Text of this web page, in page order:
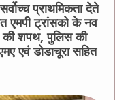
प्राथमिकता देते
एमपी ट्रांसको के नव
की शपथ, पुलिस की
एवं डोडाचूरा सहित